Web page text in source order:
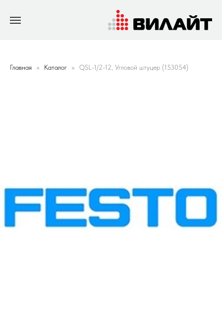
Главная Каталог QSL-1/2-12, Угловой штуцер (153054)